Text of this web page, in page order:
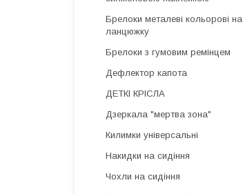
Брелоки металеві кольорові на
ланцюжку
Брелоки з гумовим ремінцем
Дефлектор капота
ДЕТКІ КРІСЛА
Дзеркала "мертва зона"
Килимки універсальні
Накидки на сидіння
Чохли на сидіння